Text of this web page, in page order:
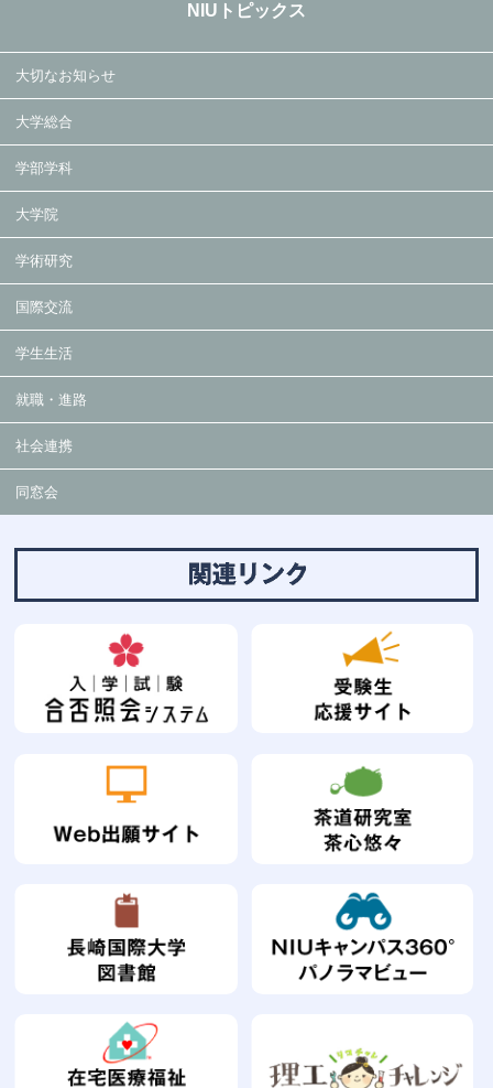
NIUトピックス
大切なお知らせ
大学総合
学部学科
大学院
学術研究
国際交流
学生生活
就職・進路
社会連携
同窓会